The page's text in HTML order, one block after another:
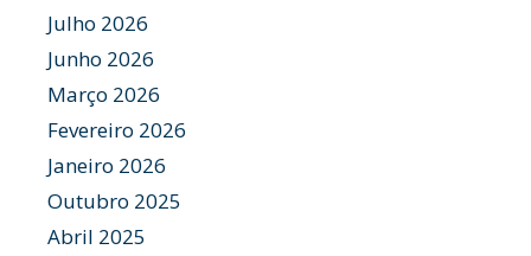
Julho 2026
Junho 2026
Março 2026
Fevereiro 2026
Janeiro 2026
Outubro 2025
Abril 2025